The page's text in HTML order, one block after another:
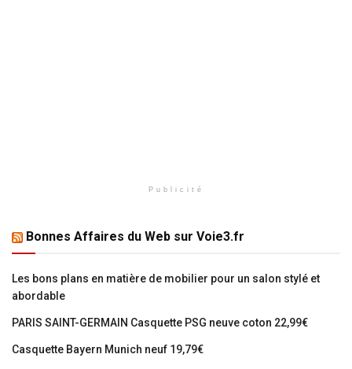
Publicité
Bonnes Affaires du Web sur Voie3.fr
Les bons plans en matière de mobilier pour un salon stylé et
abordable
PARIS SAINT-GERMAIN Casquette PSG neuve coton 22,99€
Casquette Bayern Munich neuf 19,79€